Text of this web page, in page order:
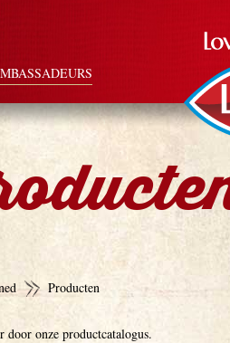
Producten
onze productcatalogus.